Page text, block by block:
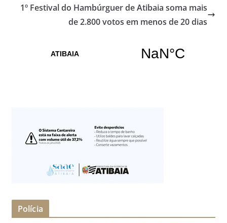
1º Festival do Hambúrguer de Atibaia soma mais
de 2.800 votos em menos de 20 dias
Polícia